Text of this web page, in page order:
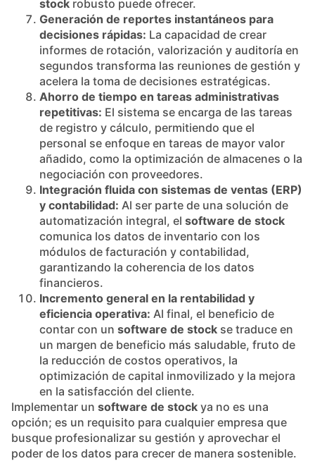
stock robusto puede ofrecer.
Generación de reportes instantáneos para
decisiones rápidas: La capacidad de crear
informes de rotación, valorización y auditoría en
segundos transforma las reuniones de gestión y
acelera la toma de decisiones estratégicas.
Ahorro de tiempo en tareas administrativas
repetitivas: El sistema se encarga de las tareas
de registro y cálculo, permitiendo que el
personal se enfoque en tareas de mayor valor
añadido, como la optimización de almacenes o la
negociación con proveedores.
Integración fluida con sistemas de ventas (ERP)
y contabilidad: Al ser parte de una solución de
automatización integral, el software de stock
comunica los datos de inventario con los
módulos de facturación y contabilidad,
garantizando la coherencia de los datos
financieros.
Incremento general en la rentabilidad y
eficiencia operativa: Al final, el beneficio de
contar con un software de stock se traduce en
un margen de beneficio más saludable, fruto de
la reducción de costos operativos, la
optimización de capital inmovilizado y la mejora
en la satisfacción del cliente.
Implementar un software de stock ya no es una
opción; es un requisito para cualquier empresa que
busque profesionalizar su gestión y aprovechar el
poder de los datos para crecer de manera sostenible.